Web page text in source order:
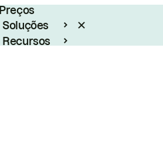
Preços
Soluções
Recursos